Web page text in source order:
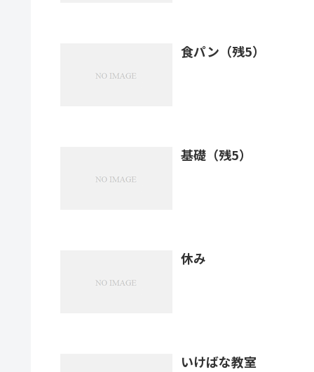
食パン（残5）
基礎（残5）
休み
いけばな教室